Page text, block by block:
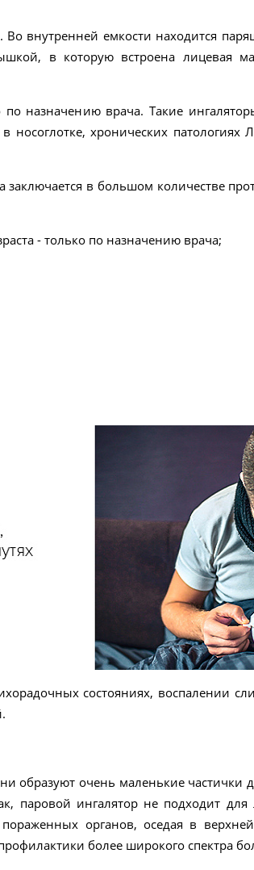
Во внутренней емкости находится
в которую встроена лицевая
по назначению врача. Такие
носоглотке, хронических
заключается в большом количестве
- только по назначению врача;
состояниях, воспалении
образуют очень маленькие частички
паровой ингалятор не подходит
органов, оседая в
более широкого спектра